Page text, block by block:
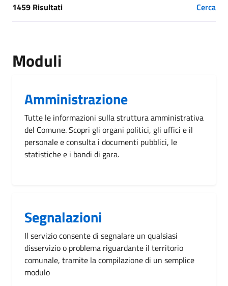
[results] Risultati
1459 Risultati Cerca
Moduli
Amministrazione
Tutte le informazioni sulla struttura amministrativa
del Comune. Scopri gli organi politici, gli uffici e il
personale e consulta i documenti pubblici, le
statistiche e i bandi di gara.
Segnalazioni
Il servizio consente di segnalare un qualsiasi
disservizio o problema riguardante il territorio
comunale, tramite la compilazione di un semplice
modulo